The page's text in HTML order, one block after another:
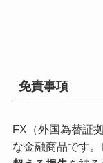
免責事項
FX（外国為替証
な金融商品です